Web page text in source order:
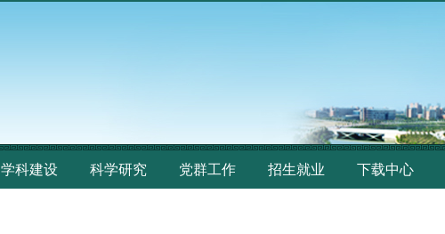
学科建设 科学研究 党群工作 招生就业 下载中心